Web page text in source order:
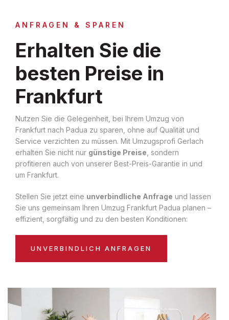
ANFRAGEN & SPAREN
Erhalten Sie die
besten Preise in
Frankfurt
Nutzen Sie die Gelegenheit, bei Ihrem Umzug von
Frankfurt nach Padua zu sparen, ohne auf Qualität und
Service verzichten zu müssen. Mit Umzugsprofi Gerlach
erhalten Sie nicht nur günstige Preise , sondern
profitieren auch von unserer Best-Preis-Garantie in und
um Frankfurt.
Stellen Sie jetzt eine unverbindliche Anfrage und lassen
Sie uns gemeinsam Ihren Umzug Frankfurt Padua planen –
effizient, sorgfältig und zu den besten Konditionen:
UNVERBINDLICH ANFRAGEN